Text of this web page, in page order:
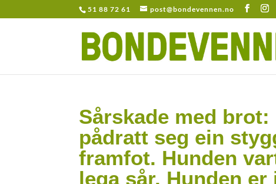
51 88 72 61 post@bondevennen.no
Sårskade med
pådratt seg ein
framfot. Hunden
lega sår. Hunden